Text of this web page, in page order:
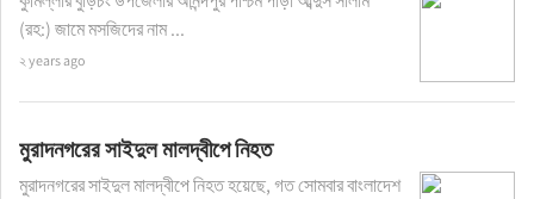
(রহ:) জামে মসজিদের নাম ...
২ years ago
মুরাদনগরের সাইদুল মালদ্বীপে নিহত
মুরাদনগরের সাইদুল মালদ্বীপে নিহত হয়েছে, গত সোমবার বাংলাদেশ